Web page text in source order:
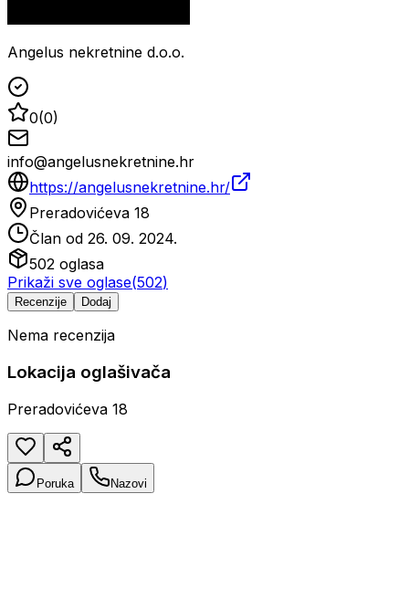
Angelus nekretnine d.o.o.
0(0)
info@angelusnekretnine.hr
https://angelusnekretnine.hr/
Preradovićeva 18
Član od 26. 09. 2024.
502 oglasa
Prikaži sve oglase(502)
Recenzije Dodaj
Nema recenzija
Lokacija oglašivača
Preradovićeva 18
Poruka Nazovi